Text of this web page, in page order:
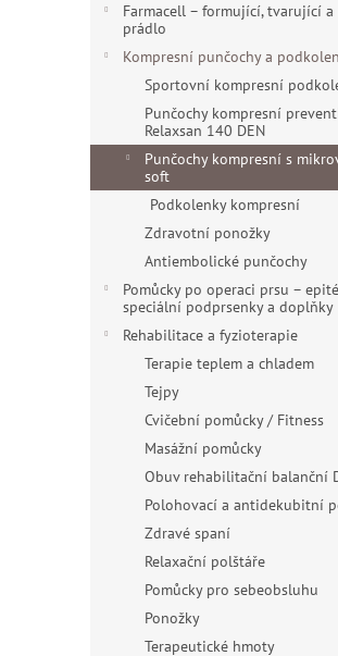
Farmacell – formující, tvarující a
prádlo
Kompresní punčochy a
Sportovní kompresní
Punčochy kompresní
Relaxsan 140 DEN
Punčochy kompresní s
soft
Podkolenky kompresní
Zdravotní ponožky
Antiembolické punčochy
Pomůcky po operaci prsu –
speciální podprsenky a doplňky
Rehabilitace a fyzioterapie
Terapie teplem a chladem
Tejpy
Cvičební pomůcky / Fitness
Masážní pomůcky
Obuv rehabilitační balanční
Polohovací a antidekubitní
Zdravé spaní
Relaxační polštáře
Pomůcky pro sebeobsluhu
Ponožky
Terapeutické hmoty